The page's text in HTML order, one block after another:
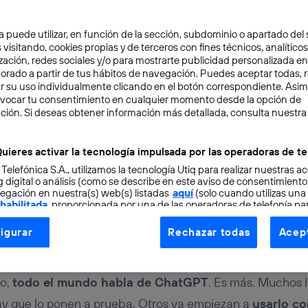
6 min
a ChatGPT que
desconozcas
todo el mundo habla de ChatGPT. Es más. Muchos
que lo ponen a prueba. Otros ya empiezan a usarlo
puede utilizar, en función de la sección, subdominio o apartado del
visitando, cookies propias y de terceros con fines técnicos,
redes sociales y/o para mostrarte publicidad personalizada
a partir de tus hábitos de navegación. Puedes aceptar todas,
su uso individualmente clicando en el botón correspondiente.
tu consentimiento en cualquier momento desde la opción de
Si deseas obtener información más detallada, consulta nuestra
activar la tecnología impulsada por las operadoras de
S.A., utilizamos la tecnología Utiq para realizar nuestras
digital o análisis (como se describe en este aviso de
en nuestra(s) web(s) listadas aquí(solo cuando utilizas una
, proporcionada por una de las operadoras de telefonía
consentimiento en cada página web).
Utiq está diseñada con la privacidad como prioridad
tu dirección IP y otra información de la cuenta de cliente de
a la conexión que utilizas (p. ej., número de teléfono móvil).
Rechazar todas